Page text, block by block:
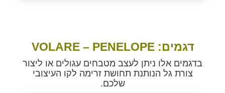
דגמים: VOLARE– PENELOPE
בדגמים אלו ניתן לעצב מטבחים עגולים או ליצור
צורת גל הנותנת תחושת זרימה לקו העיצובי
שלכם.